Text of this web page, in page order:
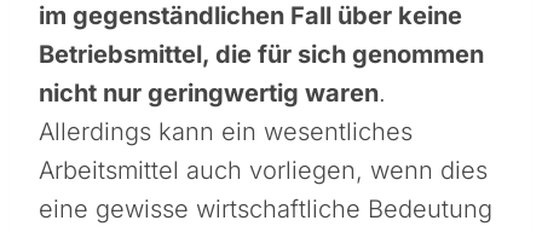
im gegenständlichen Fall über keine
Betriebsmittel, die für sich genommen
nicht nur geringwertig waren.
Allerdings kann ein wesentliches
Arbeitsmittel auch vorliegen, wenn dies
eine gewisse wirtschaftliche Bedeutung